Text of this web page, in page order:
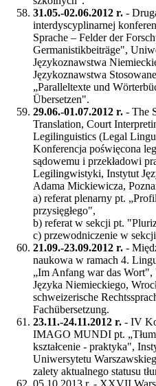
31.05.-02.06.2012 r. -
interdyscyplinarnej
Sprache – Felder der
Germanistikbeiträge",
Językoznawstwa
Językoznawstwa
„Paralleltexte und
Übersetzen".
29.06.-01.07.2012 r. - The
Translation, Court
Legilinguistics (Legal
Konferencja poświęcona
sądowemu i przekładowi
Legilingwistyki, Instytut
Adama Mickiewicza,
a) referat plenarny pt.
przysięgłego",
b) referat w sekcji pt.
c) przewodniczenie w
21.09.-23.09.2012 r. -
naukowa w ramach 4.
„Im Anfang war das Wort",
Języka Niemieckiego,
schweizerische
Fachübersetzung.
23.11.-24.11.2012 r. - IV
IMAGO MUNDI pt.
kształcenie - praktyka",
Uniwersytetu
zalety aktualnego statusu